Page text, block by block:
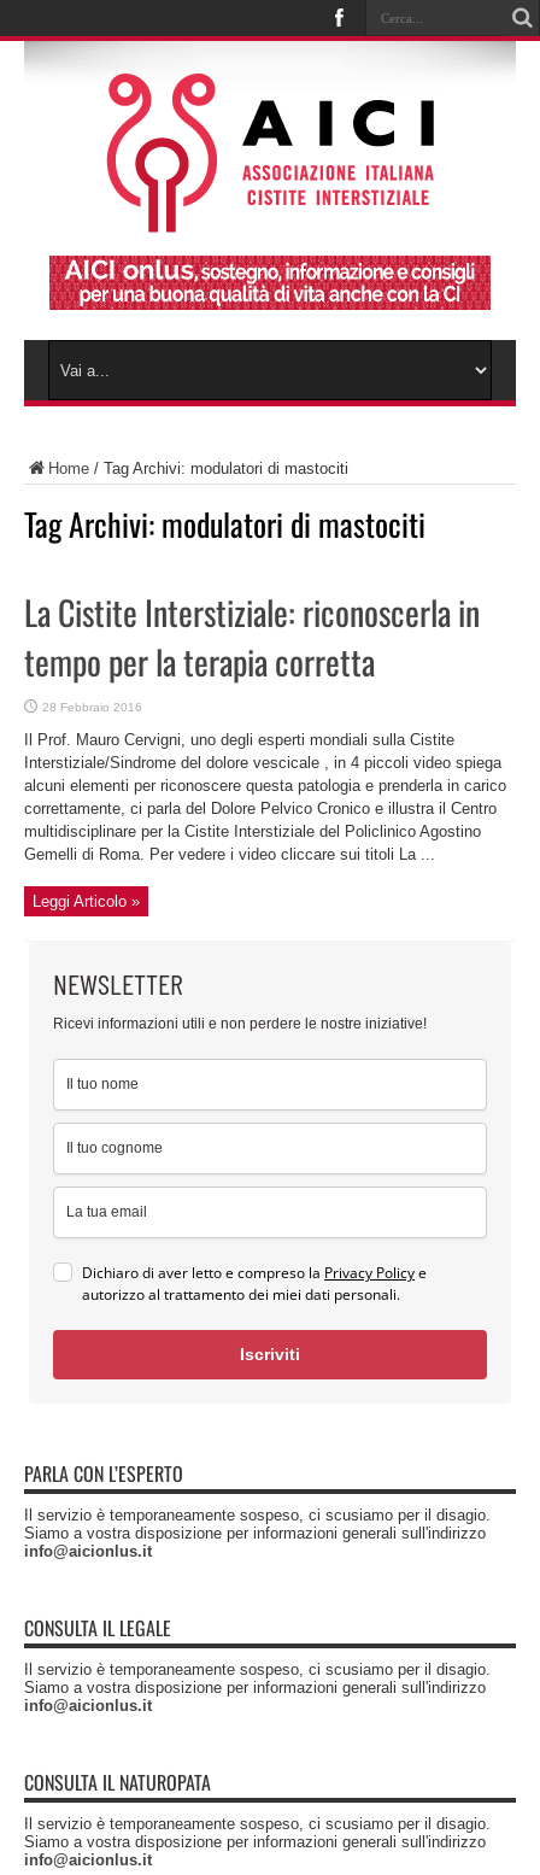
Home / Tag Archivi: modulatori di mastociti
Tag Archivi:modulatori di mastociti
La Cistite Interstiziale: riconoscerla in
tempo per la terapia corretta
28 Febbraio 2016
Il Prof. Mauro Cervigni, uno degli esperti mondiali sulla Cistite
Interstiziale/Sindrome del dolore vescicale , in 4 piccoli video spiega
alcuni elementi per riconoscere questa patologia e prenderla in carico
correttamente, ci parla del Dolore Pelvico Cronico e illustra il Centro
multidisciplinare per la Cistite Interstiziale del Policlinico Agostino
Gemelli di Roma. Per vedere i video cliccare sui titoli La ...
Leggi Articolo »
NEWSLETTER
Ricevi informazioni utili e non perdere le nostre iniziative!
Dichiaro di aver letto e compreso la Privacy Policye
autorizzo al trattamento dei miei dati personali.
Iscriviti
PARLA CON L’ESPERTO
Il servizio è temporaneamente sospeso, ci scusiamo per il disagio.
Siamo a vostra disposizione per informazioni generali sull'indirizzo
info@aicionlus.it
CONSULTA IL LEGALE
Il servizio è temporaneamente sospeso, ci scusiamo per il disagio.
Siamo a vostra disposizione per informazioni generali sull'indirizzo
info@aicionlus.it
CONSULTA IL NATUROPATA
Il servizio è temporaneamente sospeso, ci scusiamo per il disagio.
Siamo a vostra disposizione per informazioni generali sull'indirizzo
info@aicionlus.it